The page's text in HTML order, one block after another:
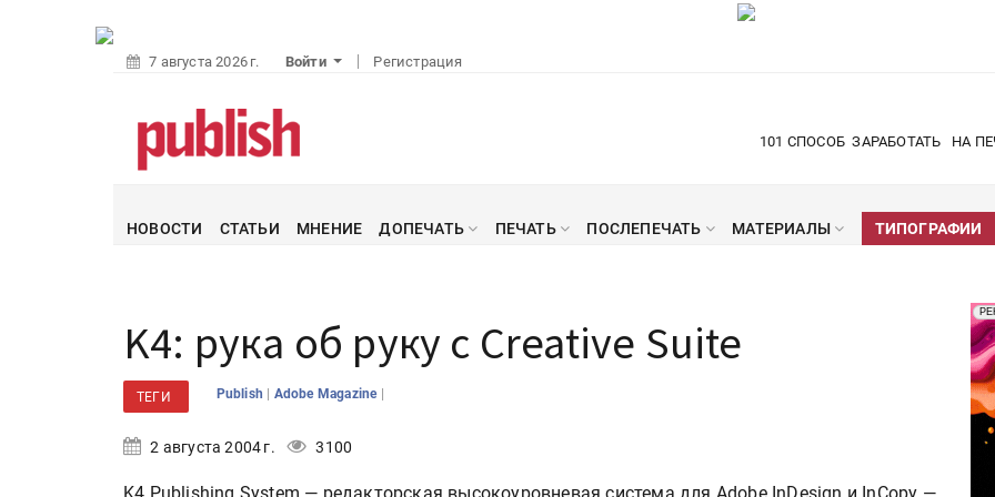
7 августа 2026 г. Войти Регистрация
101 СПОСОБ ЗАРАБОТАТЬ НА
НОВОСТИ СТАТЬИ МНЕНИЕ ДОПЕЧАТЬ ПЕЧАТЬ ПОСЛЕПЕЧАТЬ МАТЕРИАЛЫ ТИПОГРАФИИ
K4: рука об руку с Creative Suite
ТЕГИ Publish | Adobe Magazine |
2 августа 2004 г. 3100